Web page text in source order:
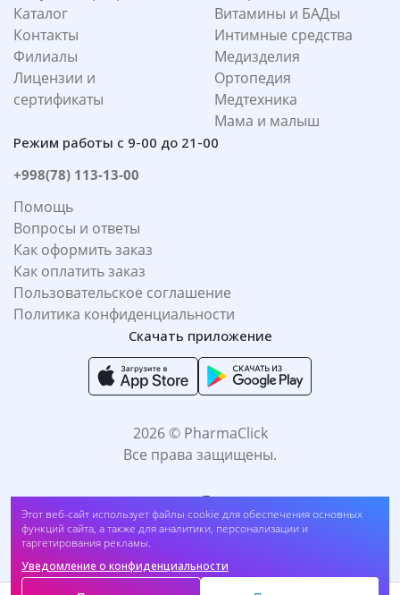
Этот веб-сайт использует файлы cookie для обеспечения основных
функций сайта, а также для аналитики, персонализации и
таргетирования рекламы.
Уведомление о конфиденциальности
130 700UZS 146 900UZS
-11% Экономия16 200
Каталог
Контакты
Филиалы
Лицензии и
сертификаты
Витамины и БАДы
Интимные средства
Медизделия
Ортопедия
Медтехника
Мама и малыш
Режим работы с 9-00 до 21-00
+998(78) 113-13-00
Помощь
Вопросы и ответы
Как оформить заказ
Как оплатить заказ
Пользовательское соглашение
Политика конфиденциальности
Скачать приложение
2026 © PharmaClick
Все права защищены.
Принимаем к оплате: